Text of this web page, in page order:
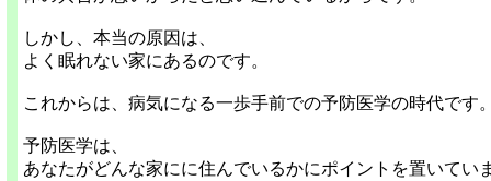
しかし、本当の原因は、
よく眠れない家にあるのです。
これからは、病気になる一歩手前での予防医学の時代です
予防医学は、
あなたがどんな家にに住んでいるかにポイントを置いてい